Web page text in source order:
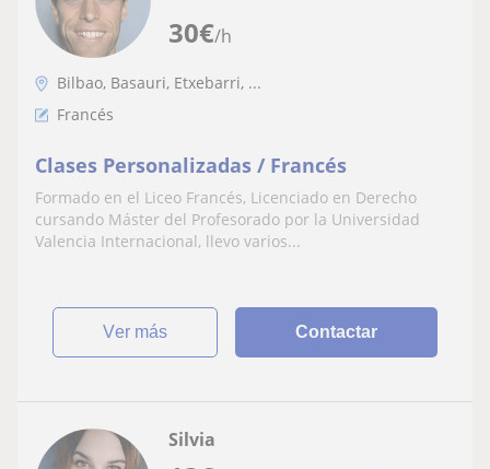
30€/h
Bilbao, Basauri, Etxebarri, ...
Francés
Clases Personalizadas / Francés
Formado en el Liceo Francés, Licenciado en Derecho
cursando Máster del Profesorado por la Universidad
Valencia Internacional, llevo varios...
ver más Contactar
Silvia